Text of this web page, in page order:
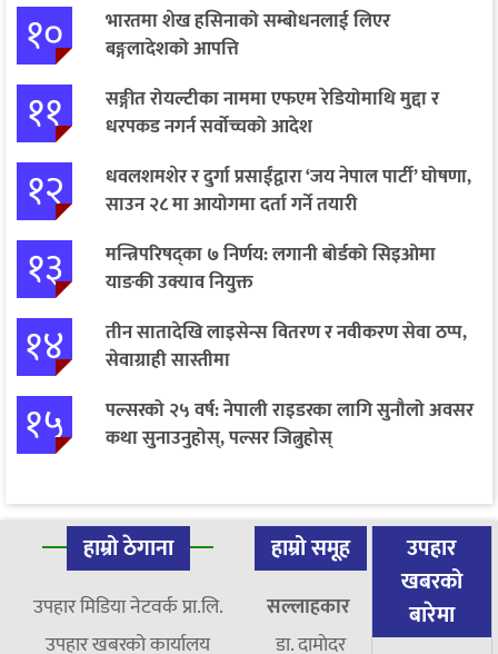
१०
भारतमा शेख हसिनाको सम्बोधनलाई लिएर
बङ्गलादेशको आपत्ति
११
सङ्गीत रोयल्टीका नाममा एफएम रेडियोमाथि मुद्दा र
धरपकड नगर्न सर्वोच्चको आदेश
१२
धवलशमशेर र दुर्गा प्रसाईंद्वारा ‘जय नेपाल पार्टी’ घोषणा,
साउन २८ मा आयोगमा दर्ता गर्ने तयारी
१३
मन्त्रिपरिषद्का ७ निर्णय: लगानी बोर्डको सिइओमा
याङकी उक्याव नियुक्त
१४
तीन सातादेखि लाइसेन्स वितरण र नवीकरण सेवा ठप्प,
सेवाग्राही सास्तीमा
१५
पल्सरको २५ वर्ष: नेपाली राइडरका लागि सुनौलो अवसर
कथा सुनाउनुहोस्, पल्सर जित्नुहोस्
हाम्रो ठेगाना
उपहार मिडिया नेटवर्क प्रा.लि.
उपहार खबरको कार्यालय
हाम्रो समूह
सल्लाहकार
डा. दामाेदर
उपहार
खबरको
बारेमा